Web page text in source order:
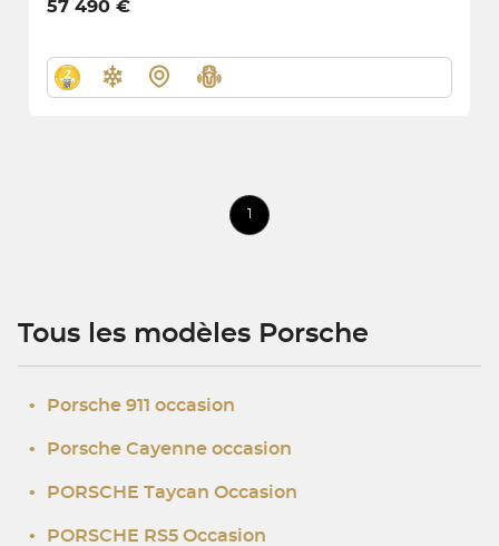
57 490 €
Tous les modèles Porsche
• Porsche 911 occasion
• Porsche Cayenne occasion
• PORSCHE Taycan Occasion
• PORSCHE RS5 Occasion